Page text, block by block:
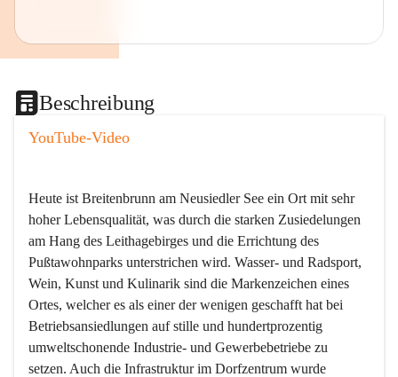
Beschreibung
YouTube-Video
Heute ist Breitenbrunn am Neusiedler See ein Ort mit sehr
hoher Lebensqualität, was durch die starken Zusiedelungen
am Hang des Leithagebirges und die Errichtung des
Pußtawohnparks unterstrichen wird. Wasser- und Radsport,
Wein, Kunst und Kulinarik sind die Markenzeichen eines
Ortes, welcher es als einer der wenigen geschafft hat bei
Betriebsansiedlungen auf stille und hundertprozentig
umweltschonende Industrie- und Gewerbebetriebe zu
setzen. Auch die Infrastruktur im Dorfzentrum wurde